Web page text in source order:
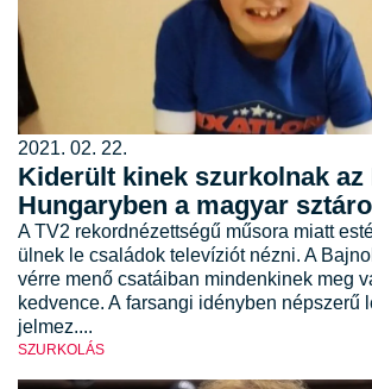
2021. 02. 22.
Kiderült kinek szurkolnak az
Hungaryben a magyar
A TV2 rekordnézettségű műsora miatt
ülnek le családok televíziót nézni. A
vérre menő csatáiban mindenkinek meg
kedvence. A farsangi idényben népszerű
jelmez....
SZURKOLÁS